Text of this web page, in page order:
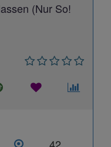
(Nur So!